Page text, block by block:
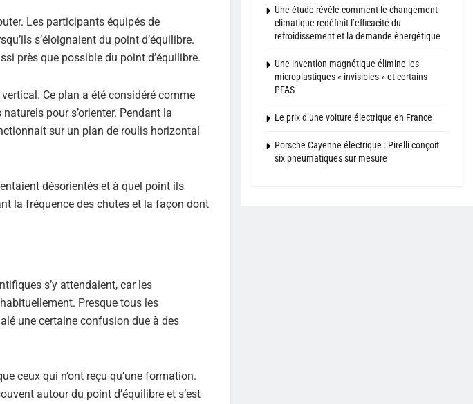
Les participants équipés de
s’éloignaient du point d’équilibre.
près que possible du point d’équilibre.
Ce plan a été considéré comme
pour s’orienter. Pendant la
sur un plan de roulis horizontal
désorientés et à quel point ils
la fréquence des chutes et la façon dont
s’y attendaient, car les
Presque tous les
une certaine confusion due à des
ceux qui n’ont reçu qu’une formation.
autour du point d’équilibre et s’est
Une étude révèle comment le changement
climatique redéfinit l’efficacité du
refroidissement et la demande énergétique
Une invention magnétique élimine les
microplastiques « invisibles » et certains
PFAS
Le prix d’une voiture électrique en France
Porsche Cayenne électrique : Pirelli conçoit
six pneumatiques sur mesure